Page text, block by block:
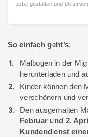
Jetzt gestalten und
So einfach geht’s:
Malbogen in der
herunterladen und
Kinder können den
verschönern und
Den ausgemalten
Februar und 2.
Kundendienst